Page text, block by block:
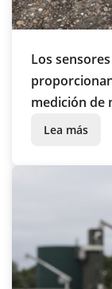
Los
medición de
Lea más